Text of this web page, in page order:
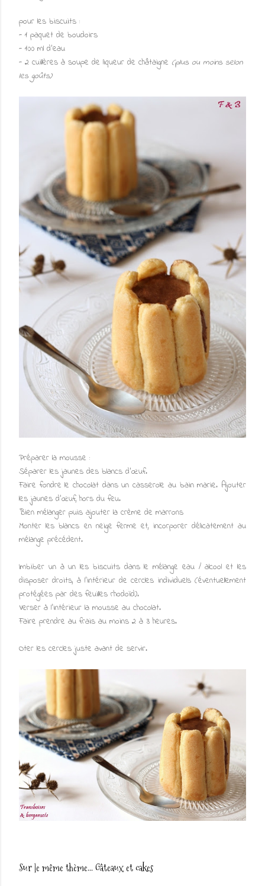
pour les biscuits :
- 1 paquet de boudoirs
- 100 ml d'eau
- 2 cuillères à soupe de liqueur de châtaigne (plus ou moins selon
les goûts)
Préparer la mousse :
Séparer les jaunes des blancs d’œuf.
Faire fondre le chocolat dans un casserole au bain marie. Ajouter
les jaunes d’œuf, hors du feu.
Bien mélanger puis ajouter la crème de marrons
Monter les blancs en neige ferme et, incorporer délicatement au
mélange précédent.
Imbiber un à un les biscuits dans le mélange eau / alcool et les
disposer droits, à l'intérieur de cercles individuels (éventuellement
protégées par des feuilles rhodoïd).
Verser à l'intérieur la mousse au chocolat.
Faire prendre au frais au moins 2 à 3 heures.
Oter les cercles juste avant de servir.
Sur le même thème...Gâteaux et cakes